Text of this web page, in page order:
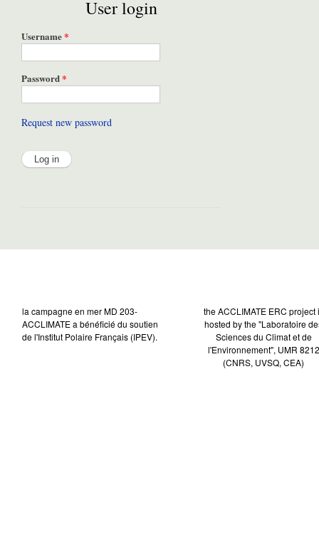
User login
Username*
Password*
Request new password
la campagne en mer MD 203-
ACCLIMATE a bénéficié du soutien
de l'Institut Polaire Français (IPEV).
the ACCLIMATE ERC project
hosted by the "Laboratoire
Sciences du Climat et de
l'Environnement", UMR 8212
(CNRS, UVSQ, CEA)